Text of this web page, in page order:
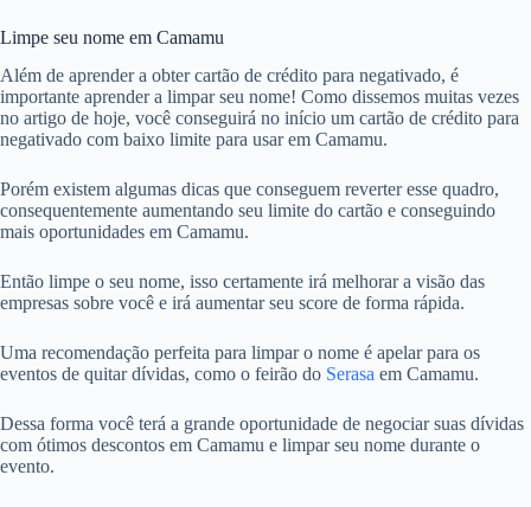
Limpe seu nome em Camamu
Além de aprender a obter cartão de crédito para negativado, é
importante aprender a limpar seu nome! Como dissemos muitas vezes
no artigo de hoje, você conseguirá no início um cartão de crédito para
negativado com baixo limite para usar em Camamu.
Porém existem algumas dicas que conseguem reverter esse quadro,
consequentemente aumentando seu limite do cartão e conseguindo
mais oportunidades em Camamu.
Então limpe o seu nome, isso certamente irá melhorar a visão das
empresas sobre você e irá aumentar seu score de forma rápida.
Uma recomendação perfeita para limpar o nome é apelar para os
eventos de quitar dívidas, como o feirão do Serasa em Camamu.
Dessa forma você terá a grande oportunidade de negociar suas dívidas
com ótimos descontos em Camamu e limpar seu nome durante o
evento.